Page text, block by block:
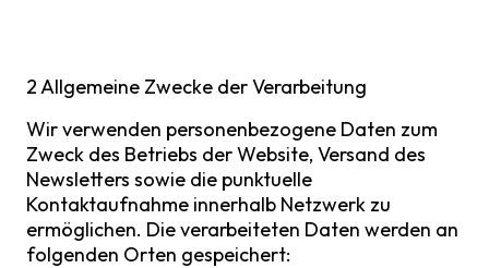
2 Allgemeine Zwecke der Verarbeitung
Wir verwenden personenbezogene Daten zum
Zweck des Betriebs der Website, Versand des
Newsletters sowie die punktuelle
Kontaktaufnahme innerhalb Netzwerk zu
ermöglichen. Die verarbeiteten Daten werden an
folgenden Orten gespeichert: